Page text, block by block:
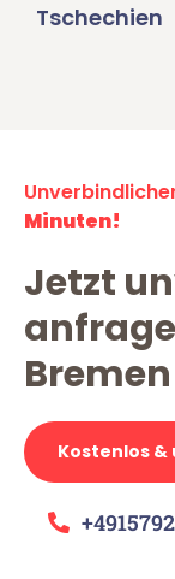
Tschechien
Minuten!
Jetzt
Kostenlos